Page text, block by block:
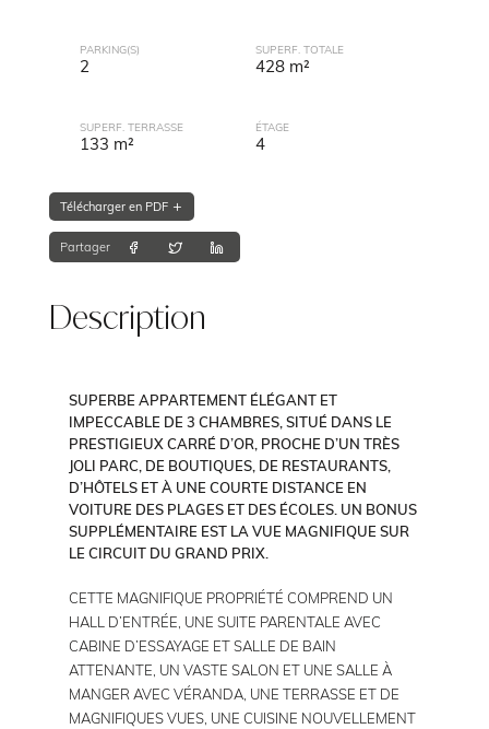
PARKING(S)
2
SUPERF. TOTALE
428 m²
SUPERF. TERRASSE
133 m²
ÉTAGE
4
Télécharger en PDF
Partager
Description
SUPERBE APPARTEMENT ÉLÉGANT ET
IMPECCABLE DE 3 CHAMBRES, SITUÉ DANS LE
PRESTIGIEUX CARRÉ D’OR, PROCHE D’UN TRÈS
JOLI PARC, DE BOUTIQUES, DE RESTAURANTS,
D’HÔTELS ET À UNE COURTE DISTANCE EN
VOITURE DES PLAGES ET DES ÉCOLES. UN BONUS
SUPPLÉMENTAIRE EST LA VUE MAGNIFIQUE SUR
LE CIRCUIT DU GRAND PRIX.
CETTE MAGNIFIQUE PROPRIÉTÉ COMPREND UN
HALL D’ENTRÉE, UNE SUITE PARENTALE AVEC
CABINE D’ESSAYAGE ET SALLE DE BAIN
ATTENANTE, UN VASTE SALON ET UNE SALLE À
MANGER AVEC VÉRANDA, UNE TERRASSE ET DE
MAGNIFIQUES VUES, UNE CUISINE NOUVELLEMENT